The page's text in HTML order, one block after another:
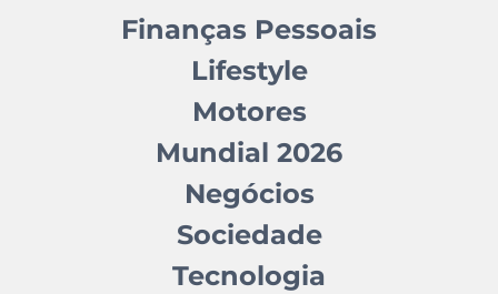
Finanças Pessoais
Lifestyle
Motores
Mundial 2026
Negócios
Sociedade
Tecnologia